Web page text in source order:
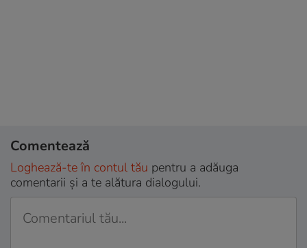
Comentează
Loghează-te în contul tău pentru a adăuga
comentarii și a te alătura dialogului.